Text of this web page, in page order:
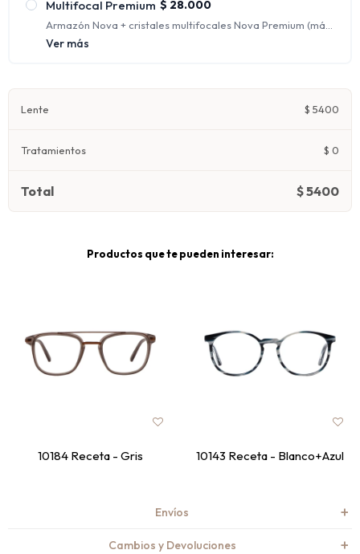
Multifocal Premium $ 28.000
Armazón Nova + cristales multifocales Nova Premium (más
fino y liviano) en orgánico 1.67 con protección UV y
Ver más
Lente $ 5400
Tratamientos $ 0
Total $5400
Productos que te pueden interesar:
10184 Receta - Gris 10143 Receta - Blanco+Azul
Envíos
Cambios y Devoluciones